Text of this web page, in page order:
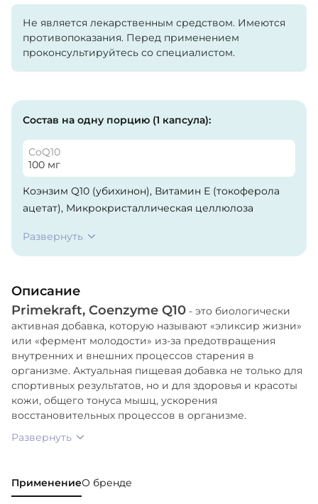
Не является лекарственным средством. Имеются
противопоказания. Перед применением
проконсультируйтесь со специалистом.
Состав на одну порцию (1 капсула):
CoQ10
100 мг
Коэнзим Q10 (убихинон), Витамин Е (токоферола
ацетат), Микрокристаллическая целлюлоза
кремния (антислеживающий агент), Магниевая
соль стеариновой кислоты (антислеживающий
Развернуть
Описание
Primekraft, Coenzyme Q10 - это биологически
активная добавка, которую называют «эликсир жизни»
или «фермент молодости» из-за предотвращения
внутренних и внешних процессов старения в
организме. Актуальная пищевая добавка не только для
спортивных результатов, но и для здоровья и красоты
кожи, общего тонуса мышц, ускорения
восстановительных процессов в организме.
Развернуть
ПрименениеО бренде